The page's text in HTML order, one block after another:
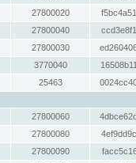
27800020
27800040
27800030
3770040
25463
27800060
27800080
27800090